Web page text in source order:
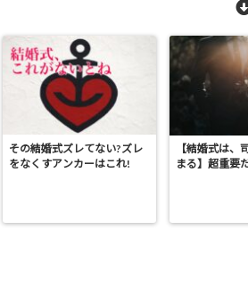
その結婚式ズレてない?ズレ
をなくすアンカーはこれ!
【結婚式は、
まる】超重要